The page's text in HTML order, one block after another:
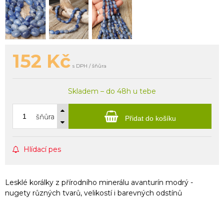
152 Kč s DPH / šňůra
Skladem – do 48h u tebe
šňůra Přidat do košíku
Hlídací pes
Lesklé korálky z přírodního minerálu avanturín modrý -
nugety různých tvarů, velikostí i barevných odstínů